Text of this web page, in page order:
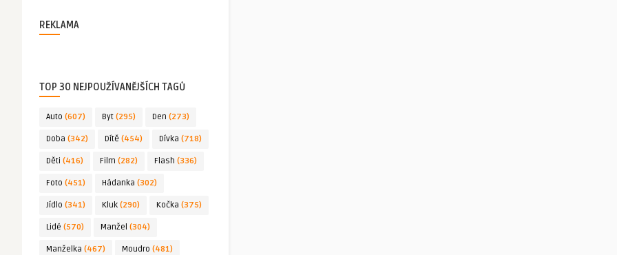
REKLAMA
TOP 30 NEJPOUŽÍVANĚJŠÍCH TAGŮ
Auto (607) Byt (295) Den (273)
Doba (342) Dítě (454) Dívka (718)
Děti (416) Film (282) Flash (336)
Foto (451) Hádanka (302)
Jídlo (341) Kluk (290) Kočka (375)
Lidé (570) Manžel (304)
Manželka (467) Moudro (481)